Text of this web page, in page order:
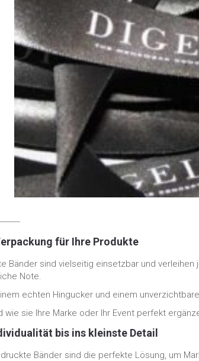
für Ihre Produkte
Bänder sind vielseitig einsetzbar und
Note.
echten Hingucker und einem
sie Ihre Marke oder Ihr Event perfekt
bis ins kleinste Detail
Bänder sind die perfekte Lösung, um